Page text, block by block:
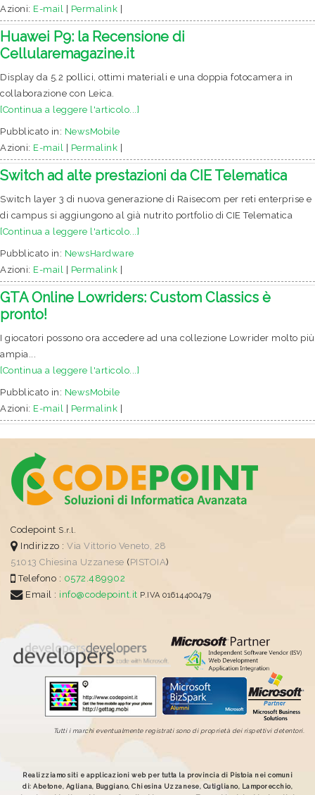
Azioni: E-mail Permalink
Huawei P9: la Recensione di
Cellularemagazine.it
Display da 5.2 pollici, ottimi materiali e una doppia fotocamera in
collaborazione con Leica.
[Continua a leggere l'articolo...]
Pubblicato in: NewsMobile
Azioni: E-mail Permalink
Switch ad alte prestazioni da CIE Telematica
Switch layer 3 di nuova generazione di Raisecom per reti enterprise e
di campus si aggiungono al già nutrito portfolio di CIE Telematica
[Continua a leggere l'articolo...]
Pubblicato in: NewsHardware
Azioni: E-mail Permalink
GTA Online Lowriders: Custom Classics è
pronto!
I giocatori possono ora accedere ad una collezione Lowrider molto più
ampia...
[Continua a leggere l'articolo...]
Pubblicato in: NewsMobile
Azioni: E-mail Permalink
Codepoint S.r.l.
Indirizzo : Via Vittorio Veneto, 28
51013 Chiesina Uzzanese (PISTOIA)
Telefono : 0572.489902
Email : info@codepoint.it P.IVA 01614400479
Tutti i marchi eventualmente registrati sono di proprietà dei rispettivi detentori.
Realizziamo siti e applicazioni web per tutta la provincia di Pistoia nei comuni
di: Abetone, Agliana, Buggiano, Chiesina Uzzanese, Cutigliano, Lamporecchio,